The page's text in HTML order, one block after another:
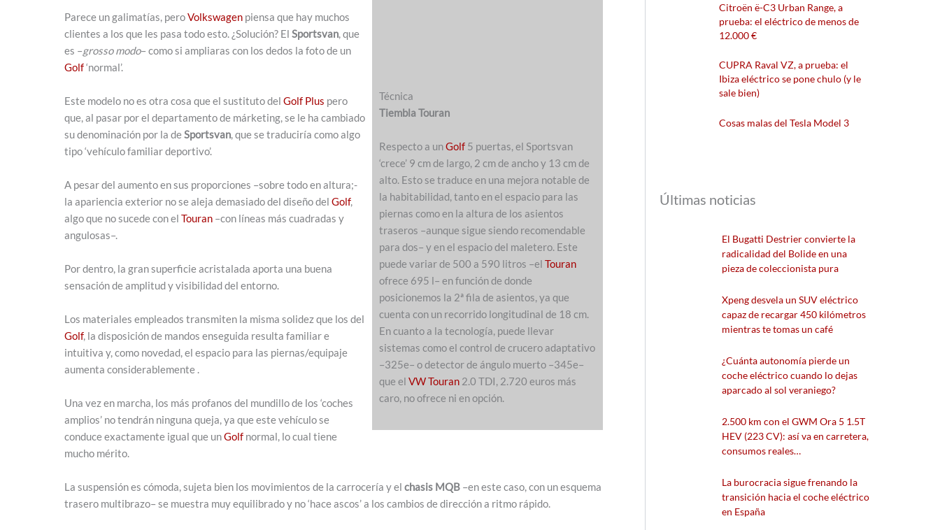
Técnica
Tiembla Touran
Respecto a unGolf 5 puertas, el Sportsvan
‘crece’ 9 cm de largo, 2 cm de ancho y 13 cm de
alto. Esto se traduce en una mejora notable de
la habitabilidad, tanto en el espacio para las
piernas como en la altura de los asientos
traseros –aunque sigue siendo recomendable
para dos– y en el espacio del maletero. Este
puede variar de 500 a 590 litros –elTouran
ofrece 695 l– en función de donde
posicionemos la 2ª fila de asientos, ya que
cuenta con un recorrido longitudinal de 18 cm.
En cuanto a la tecnología, puede llevar
sistemas como el control de crucero adaptativo
–325e– o detector de ángulo muerto –345e–
que elVW Touran 2.0 TDI, 2.720 euros más
caro, no ofrece ni en opción.
Parece un galimatías, peroVolkswagen piensa que hay muchos
clientes a los que les pasa todo esto. ¿Solución? El Sportsvan, que
es –grosso modo– como si ampliaras con los dedos la foto de un
Golf‘normal’.
Este modelo no es otra cosa que el sustituto del Golf Plus pero
que, al pasar por el departamento de márketing, se le ha cambiado
su denominación por la deSportsvan, que se traduciría como algo
tipo ‘vehículo familiar deportivo’.
A pesar del aumento en sus proporciones –sobre todo en altura;-
la apariencia exterior no se aleja demasiado del diseño del Golf,
algo que no sucede con el Touran –con líneas más cuadradas y
angulosas–.
Por dentro, la gran superficie acristalada aporta una buena
sensación de amplitud y visibilidad del entorno.
Los materiales empleados transmiten la misma solidez que los del
Golf, la disposición de mandos enseguida resulta familiar e
intuitiva y, como novedad, el espacio para las piernas/equipaje
aumenta considerablemente .
Una vez en marcha, los más profanos del mundillo de los ‘coches
amplios’ no tendrán ninguna queja, ya que este vehículo se
conduce exactamente igual que unGolf normal, lo cual tiene
mucho mérito.
La suspensión es cómoda, sujeta bien los movimientos de la carrocería y el chasis MQB –en este caso, con un esquema
trasero multibrazo– se muestra muy equilibrado y no ‘hace ascos’ a los cambios de dirección a ritmo rápido.
Citroën ë-C3 Urban Range, a
prueba: el eléctrico de menos de
12.000 €
CUPRA Raval VZ, a prueba: el
Ibiza eléctrico se pone chulo (y le
sale bien)
Cosas malas del Tesla Model 3
Últimas noticias
El Bugatti Destrier convierte la
radicalidad del Bolide en una
pieza de coleccionista pura
Xpeng desvela un SUV eléctrico
capaz de recargar 450 kilómetros
mientras te tomas un café
¿Cuánta autonomía pierde un
coche eléctrico cuando lo dejas
aparcado al sol veraniego?
2.500 km con el GWM Ora 5 1.5T
HEV (223 CV): así va en carretera,
consumos reales…
La burocracia sigue frenando la
transición hacia el coche eléctrico
en España